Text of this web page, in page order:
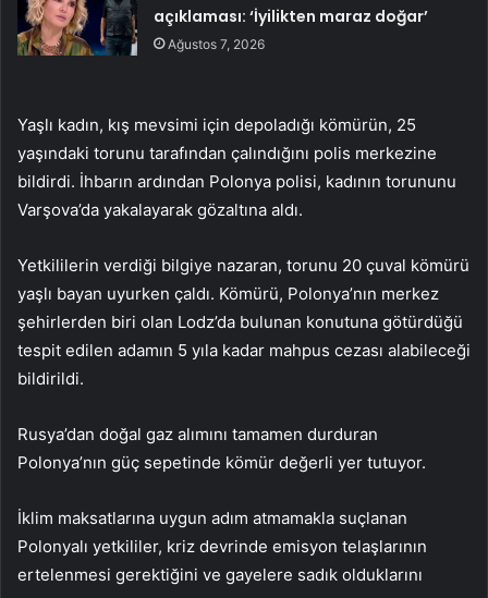
açıklaması: ‘İyilikten maraz doğar’
Ağustos 7, 2026
Yaşlı kadın, kış mevsimi için depoladığı kömürün, 25
yaşındaki torunu tarafından çalındığını polis merkezine
bildirdi. İhbarın ardından Polonya polisi, kadının torununu
Varşova’da yakalayarak gözaltına aldı.
Yetkililerin verdiği bilgiye nazaran, torunu 20 çuval kömürü
yaşlı bayan uyurken çaldı. Kömürü, Polonya’nın merkez
şehirlerden biri olan Lodz’da bulunan konutuna götürdüğü
tespit edilen adamın 5 yıla kadar mahpus cezası alabileceği
bildirildi.
Rusya’dan doğal gaz alımını tamamen durduran
Polonya’nın güç sepetinde kömür değerli yer tutuyor.
İklim maksatlarına uygun adım atmamakla suçlanan
Polonyalı yetkililer, kriz devrinde emisyon telaşlarının
ertelenmesi gerektiğini ve gayelere sadık olduklarını